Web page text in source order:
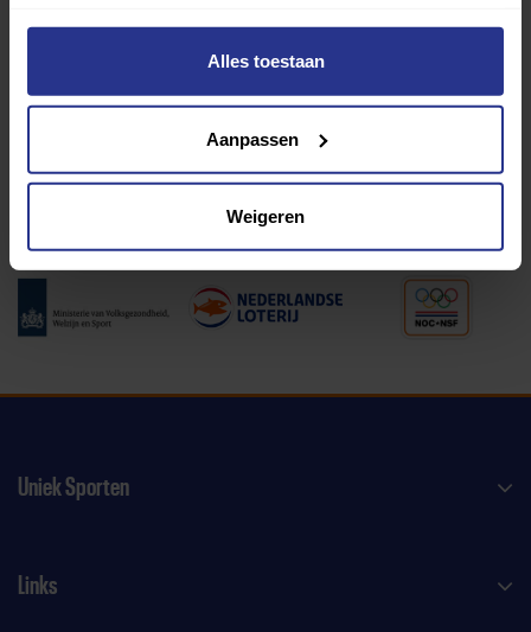
Alles toestaan
Aanpassen
Weigeren
340 gemeenten
Uniek Sporten
Links